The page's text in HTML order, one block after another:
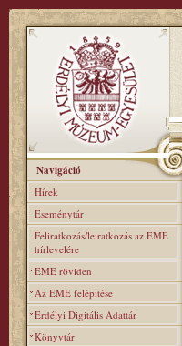
Navigáció
Hírek
Eseménytár
Feliratkozás/leiratkozás az EME
hírlevelére
EME röviden
Az EME felépitése
Erdélyi Digitális Adattár
Könyvtár